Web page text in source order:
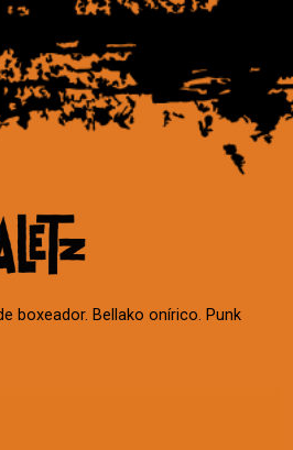
boxeador. Bellako onírico. Punk